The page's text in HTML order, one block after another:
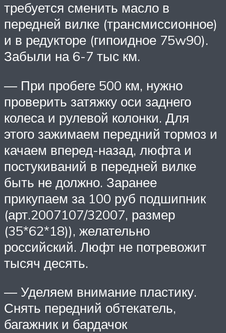
требуется сменить масло в
передней вилке (трансмиссионное)
и в редукторе (гипоидное 75w90).
Забыли на 6-7 тыс км.
— При пробеге 500 км, нужно
проверить затяжку оси заднего
колеса и рулевой колонки. Для
этого зажимаем передний тормоз и
качаем вперед-назад, люфта и
постукиваний в передней вилке
быть не должно. Заранее
прикупаем за 100 руб подшипник
(арт.2007107/32007, размер
(35*62*18)), желательно
российский. Люфт не потревожит
тысяч десять.
— Уделяем внимание пластику.
Снять передний обтекатель,
багажник и бардачок